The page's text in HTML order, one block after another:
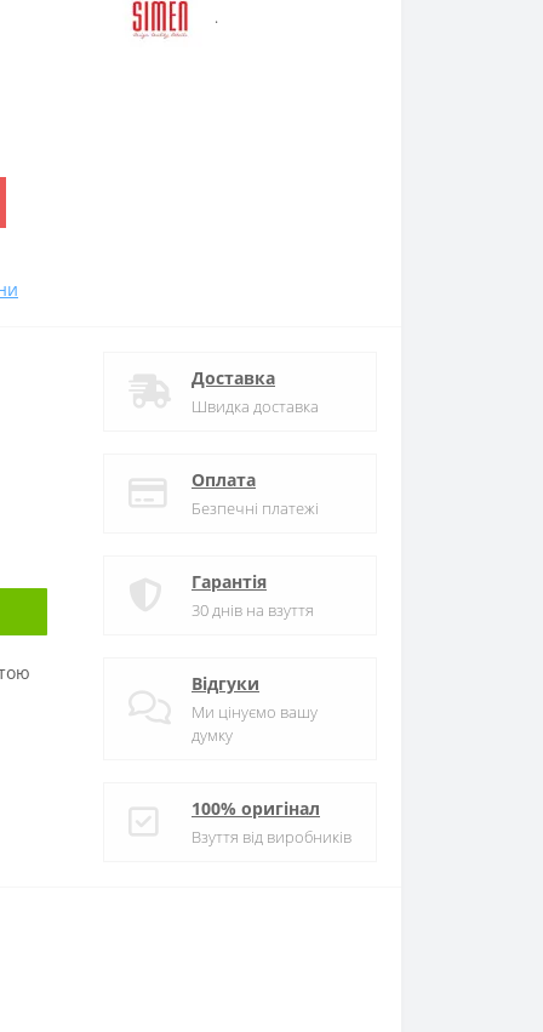
.
Доставка
Швидка доставка
Оплата
Безпечні платежі
Гарантія
30 днів на взуття
Відгуки
Ми цінуємо вашу
думку
100% оригінал
Взуття від виробників